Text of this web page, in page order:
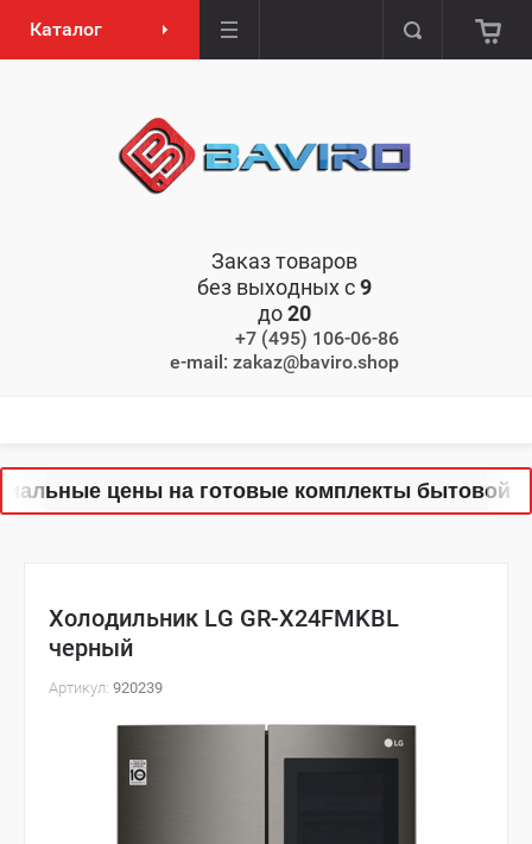
Каталог
Заказ товаров
без выходных с9
до20
+7 (495) 106-06-86
e-mail: zakaz@baviro.shop
цены на готовые комплекты бытовой
Холодильник LG GR-X24FMKBL
черный
Артикул: 920239